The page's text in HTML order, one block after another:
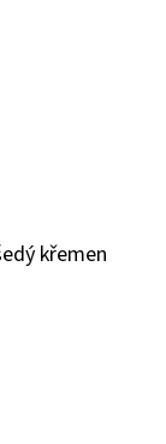
křemen